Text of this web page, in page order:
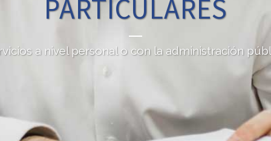
PARTICULARES
a nivel personal o con la administración